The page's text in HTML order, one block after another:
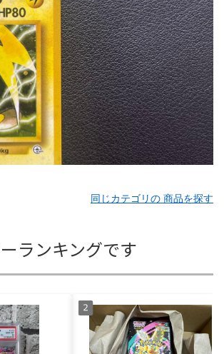
同じカテゴリの 商品を探す
ランキングです